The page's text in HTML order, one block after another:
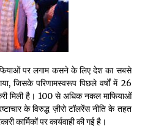
पर लगाम कसने के लिए देश का सबसे
जिसके परिणामस्वरूप पिछले वर्षों में 26
मिली है। 100 से अधिक नकल माफियाओं
के विरुद्ध ज़ीरो टॉलरेंस नीति के तहत
पर कार्यवाही की गई है।